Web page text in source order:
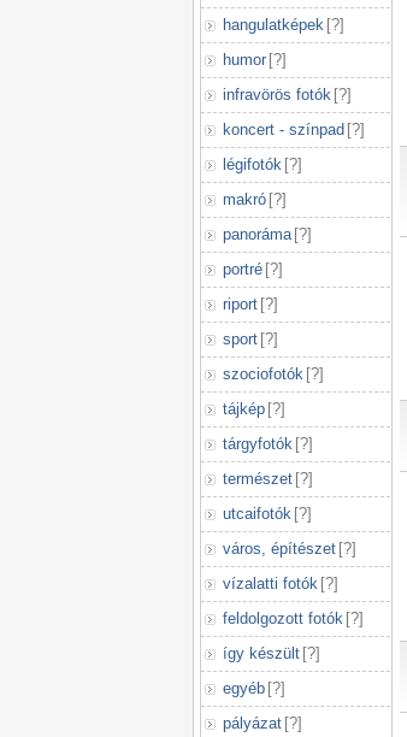
hangulatképek [?]
humor [?]
infravörös fotók [?]
koncert - színpad [?]
légifotók [?]
makró [?]
panoráma [?]
portré [?]
riport [?]
sport [?]
szociofotók [?]
tájkép [?]
tárgyfotók [?]
természet [?]
utcaifotók [?]
város, építészet [?]
vízalatti fotók [?]
feldolgozott fotók [?]
így készült [?]
egyéb [?]
pályázat [?]